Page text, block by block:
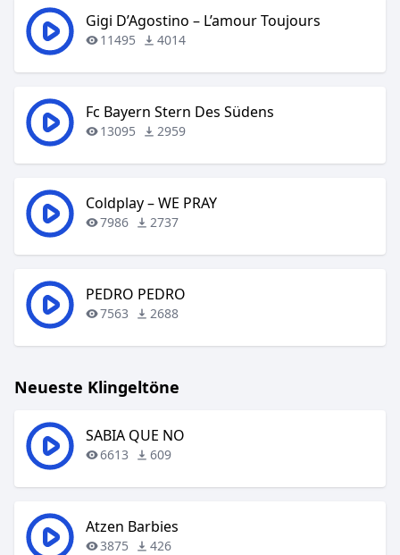
Gigi D’Agostino – L’amour Toujours
11495 4014
Fc Bayern Stern Des Südens
13095 2959
Coldplay – WE PRAY
7986 2737
PEDRO PEDRO
7563 2688
Neueste Klingeltöne
SABIA QUE NO
6613 609
Atzen Barbies
3875 426